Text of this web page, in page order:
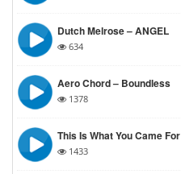
Dutch Melrose – ANGEL
634
Aero Chord – Boundless
1378
This Is What You Came For
1433